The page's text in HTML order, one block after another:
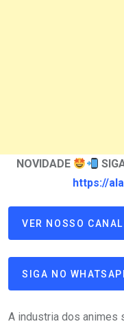
NOVIDADE
https://
VER NOSSO
SIGA NO
A industria dos animes